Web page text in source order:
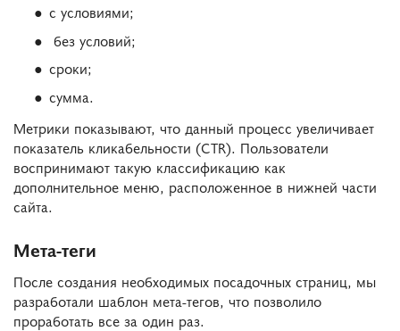
с условиями;
без условий;
сроки;
сумма.
Метрики показывают, что данный процесс увеличивает
показатель кликабельности (CTR). Пользователи
воспринимают такую классификацию как
дополнительное меню, расположенное в нижней части
сайта.
Мета-теги
После создания необходимых посадочных страниц, мы
разработали шаблон мета-тегов, что позволило
проработать все за один раз.